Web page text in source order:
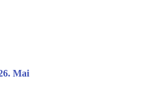
Mai